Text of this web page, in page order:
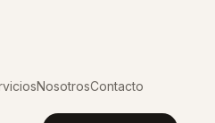
NosotrosContacto